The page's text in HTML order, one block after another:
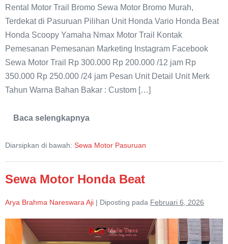
Rental Motor Trail Bromo Sewa Motor Bromo Murah,
Terdekat di Pasuruan Pilihan Unit Honda Vario Honda Beat
Honda Scoopy Yamaha Nmax Motor Trail Kontak
Pemesanan Pemesanan Marketing Instagram Facebook
Sewa Motor Trail Rp 300.000 Rp 200.000 /12 jam Rp
350.000 Rp 250.000 /24 jam Pesan Unit Detail Unit Merk
Tahun Warna Bahan Bakar : Custom […]
Baca selengkapnya
Sewa
Bromo
Diarsipkan di bawah: Sewa Motor Pasuruan
Sewa Motor Honda Beat
Arya Brahma Nareswara Aji | Diposting pada Februari 6, 2026
Sewa
Motor